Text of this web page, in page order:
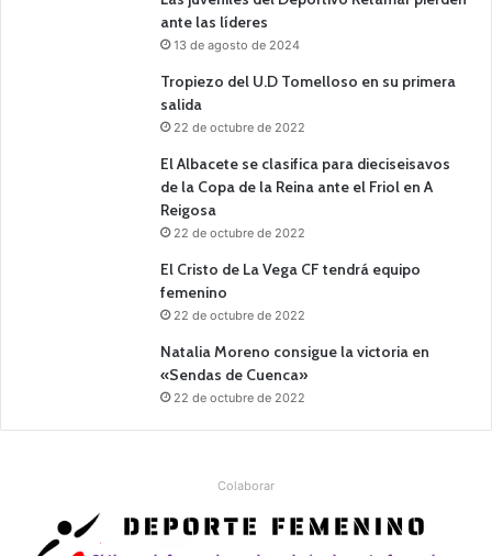
ante las líderes
13 de agosto de 2024
Tropiezo del U.D Tomelloso en su primera
salida
22 de octubre de 2022
El Albacete se clasifica para dieciseisavos
de la Copa de la Reina ante el Friol en A
Reigosa
22 de octubre de 2022
El Cristo de La Vega CF tendrá equipo
femenino
22 de octubre de 2022
Natalia Moreno consigue la victoria en
«Sendas de Cuenca»
22 de octubre de 2022
Colaborar